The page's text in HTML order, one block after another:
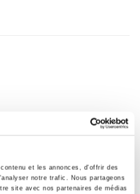
et les annonces, d'offrir des
notre trafic. Nous partageons
site avec nos partenaires de médias